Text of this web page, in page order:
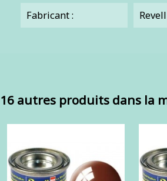
Fabricant : Revell
16 autres produits dans la